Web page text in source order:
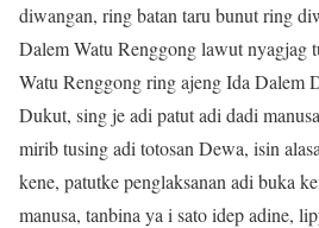
diwangan, ring batan taru bunut ring
Dalem Watu Renggong lawut nyagjag
Watu Renggong ring ajeng Ida Dalem
Dukut, sing je adi patut adi dadi
mirib tusing adi totosan Dewa, isin
kene, patutke penglaksanan adi buka
manusa, tanbina ya i sato idep adine,